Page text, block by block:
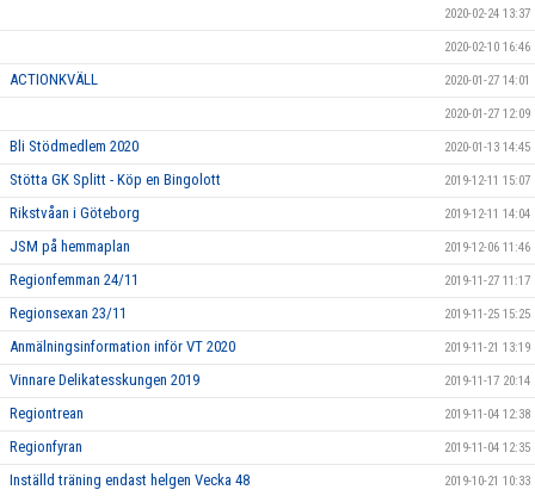
2020-02-24 13:37
2020-02-10 16:46
ACTIONKVÄLL 2020-01-27 14:01
2020-01-27 12:09
Bli Stödmedlem 2020 2020-01-13 14:45
Stötta GK Splitt - Köp en Bingolott 2019-12-11 15:07
Rikstvåan i Göteborg 2019-12-11 14:04
JSM på hemmaplan 2019-12-06 11:46
Regionfemman 24/11 2019-11-27 11:17
Regionsexan 23/11 2019-11-25 15:25
Anmälningsinformation inför VT 2020 2019-11-21 13:19
Vinnare Delikatesskungen 2019 2019-11-17 20:14
Regiontrean 2019-11-04 12:38
Regionfyran 2019-11-04 12:35
Inställd träning endast helgen Vecka 48 2019-10-21 10:33